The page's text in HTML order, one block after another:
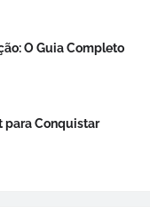
O Guia Completo
para Conquistar